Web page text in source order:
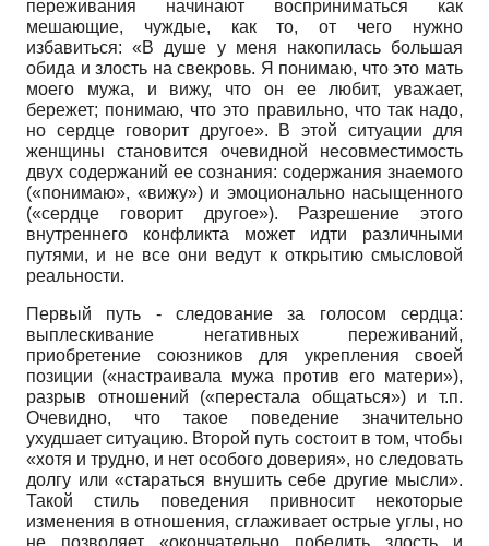
переживания начинают восприниматься как
мешающие, чуждые, как то, от чего нужно
избавиться: «В душе у меня накопилась большая
обида и злость на свекровь. Я понимаю, что это мать
моего мужа, и вижу, что он ее любит, уважает,
бережет; понимаю, что это правильно, что так надо,
но сердце говорит другое». В этой ситуации для
женщины становится очевидной несовместимость
двух содержаний ее сознания: содержания знаемого
(«понимаю», «вижу») и эмоционально насыщенного
(«сердце говорит другое»). Разрешение этого
внутреннего конфликта может идти различными
путями, и не все они ведут к открытию смысловой
реальности.
Первый путь - следование за голосом сердца:
выплескивание негативных переживаний,
приобретение союзников для укрепления своей
позиции («настраивала мужа против его матери»),
разрыв отношений («перестала общаться») и т.п.
Очевидно, что такое поведение значительно
ухудшает ситуацию. Второй путь состоит в том, чтобы
«хотя и трудно, и нет особого доверия», но следовать
долгу или «стараться внушить себе другие мысли».
Такой стиль поведения привносит некоторые
изменения в отношения, сглаживает острые углы, но